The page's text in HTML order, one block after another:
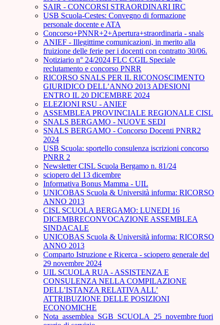
SAIR - CONCORSI STRAORDINARI IRC
USB Scuola-Cestes: Convegno di formazione
personale docente e ATA
Concorso+PNNR+2+Apertura+straordinaria - snals
ANIEF - Illegittime comunicazioni, in merito alla
fruizione delle ferie per i docenti con contratto 30/06.
Notiziario n° 24/2024 FLC CGIL Speciale
reclutamento e concorso PNRR
RICORSO SNALS PER IL RICONOSCIMENTO
GIURIDICO DELL’ANNO 2013 ADESIONI
ENTRO IL 20 DICEMBRE 2024
ELEZIONI RSU - ANIEF
ASSEMBLEA PROVINCIALE REGIONALE CISL
SNALS BERGAMO - NUOVE SEDI
SNALS BERGAMO - Concorso Docenti PNRR2
2024
USB Scuola: sportello consulenza iscrizioni concorso
PNRR 2
Newsletter CISL Scuola Bergamo n. 81/24
sciopero del 13 dicembre
Informativa Bonus Mamma - UIL
UNICOBAS Scuola & Università informa: RICORSO
ANNO 2013
CISL SCUOLA BERGAMO: LUNEDI 16
DICEMBRECONVOCAZIONE ASSEMBLEA
SINDACALE
UNICOBAS Scuola & Università informa: RICORSO
ANNO 2013
Comparto Istruzione e Ricerca - sciopero generale del
29 novembre 2024
UIL SCUOLA RUA - ASSISTENZA E
CONSULENZA NELLA COMPILAZIONE
DELL’ISTANZA RELATIVA ALL’
ATTRIBUZIONE DELLE POSIZIONI
ECONOMICHE
Nota_assemblea_SGB_SCUOLA_25_novembre fuori